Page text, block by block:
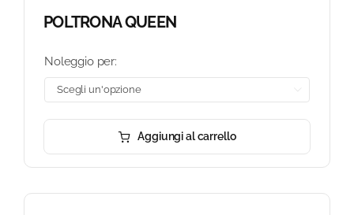
POLTRONA QUEEN
Noleggio per:
Aggiungi al carrello